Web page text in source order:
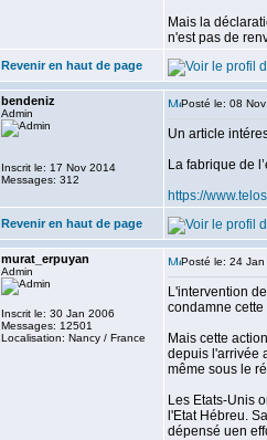
Mais la
n'est pas de
Revenir en haut de page
bendeniz
Admin
Inscrit le: 17 Nov 2014
Messages: 312
Posté le: 08
Un article
La fabrique de
https://
Revenir en haut de page
murat_erpuyan
Admin
Inscrit le: 30 Jan 2006
Messages: 12501
Localisation: Nancy / France
Posté le: 24
L'intervention
condamne
Mais cette
depuis l'arrivée
même sous le
Les Etats-Unis
l'Etat Hébreu.
dépensé uen